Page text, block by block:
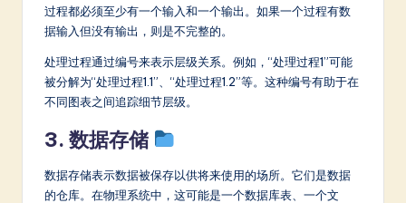
过程都必须至少有一个输入和一个输出。如果一个过程有数
据输入但没有输出，则是不完整的。
处理过程通过编号来表示层级关系。例如，“处理过程1”可能
被分解为“处理过程1.1”、“处理过程1.2”等。这种编号有助于在
不同图表之间追踪细节层级。
3. 数据存储
数据存储表示数据被保存以供将来使用的场所。它们是数据
的仓库。在物理系统中，这可能是一个数据库表、一个文